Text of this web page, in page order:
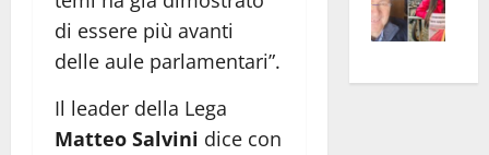
di essere più avanti
delle aule parlamentari”.
Il leader della Lega
Matteo Salvini dice con
euro